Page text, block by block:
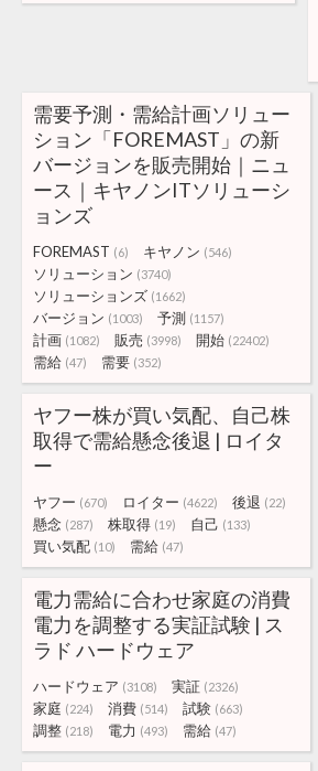
需要予測・需給計画ソリュー
ション「FOREMAST」の新
バージョンを販売開始｜ニュ
ース｜キヤノンITソリューシ
ョンズ
FOREMAST (6) キヤノン (546)
ソリューション (3740)
ソリューションズ (1662)
バージョン (1003) 予測 (1157)
計画 (1082) 販売 (3998) 開始 (22402)
需給 (47) 需要 (352)
ヤフー株が買い気配、自己株
取得で需給懸念後退 | ロイタ
ー
ヤフー (670) ロイター (4622) 後退 (22)
懸念 (287) 株取得 (19) 自己 (133)
買い気配 (10) 需給 (47)
電力需給に合わせ家庭の消費
電力を調整する実証試験 | ス
ラド ハードウェア
ハードウェア (3108) 実証 (2326)
家庭 (224) 消費 (514) 試験 (663)
調整 (218) 電力 (493) 需給 (47)